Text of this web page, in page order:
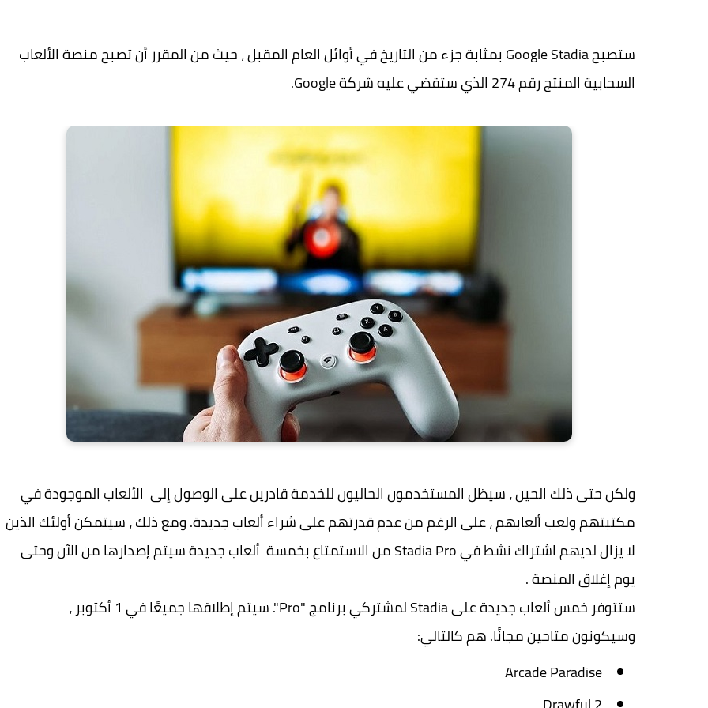
ستصبح Google Stadia بمثابة جزء من التاريخ في أوائل العام المقبل ، حيث من المقرر أن تصبح منصة الألعاب
السحابية المنتج رقم 274 الذي ستقضي عليه شركة Google.
ولكن حتى ذلك الحين ، سيظل المستخدمون الحاليون للخدمة قادرين على الوصول إلى الألعاب الموجودة في
مكتبتهم ولعب ألعابهم ، على الرغم من عدم قدرتهم على شراء ألعاب جديدة. ومع ذلك ، سيتمكن أولئك الذين
لا يزال لديهم اشتراك نشط في Stadia Pro من الاستمتاع بخمسة ألعاب جديدة سيتم إصدارها من الآن وحتى
يوم إغلاق المنصة .
ستتوفر خمس ألعاب جديدة على Stadia لمشتركي برنامج "Pro". سيتم إطلاقها جميعًا في 1 أكتوبر ،
وسيكونون متاحين مجانًا. هم كالتالي:
Arcade Paradise